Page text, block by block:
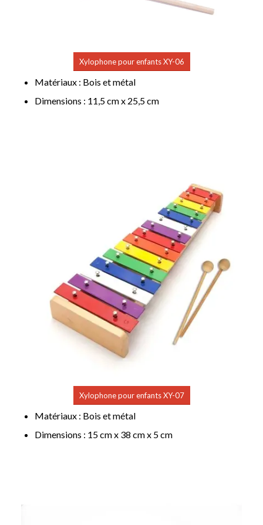
Xylophone pour enfants XY-06
Matériaux : Bois et métal
Dimensions : 11,5 cm x 25,5 cm
Xylophone pour enfants XY-07
Matériaux : Bois et métal
Dimensions : 15 cm x 38 cm x 5 cm